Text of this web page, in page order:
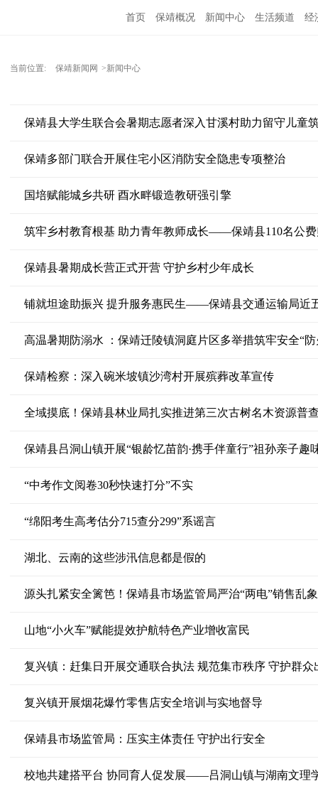
首页 保靖概况 新闻中心 生活频道 经
当前位置: 保靖新闻网 >新闻中心
保靖县大学生联合会暑期志愿者深入甘溪村助力留守儿童
保靖多部门联合开展住宅小区消防安全隐患专项整治
国培赋能城乡共研 酉水畔锻造教研强引擎
筑牢乡村教育根基 助力青年教师成长——保靖县110名公
保靖县暑期成长营正式开营 守护乡村少年成长
铺就坦途助振兴 提升服务惠民生——保靖县交通运输局近
高温暑期防溺水 ：保靖迁陵镇洞庭片区多举措筑牢安全“防
保靖检察：深入碗米坡镇沙湾村开展殡葬改革宣传
全域摸底！保靖县林业局扎实推进第三次古树名木资源普
保靖县吕洞山镇开展“银龄忆苗韵·携手伴童行”祖孙亲子趣
“中考作文阅卷30秒快速打分”不实
“绵阳考生高考估分715查分299”系谣言
湖北、云南的这些涉汛信息都是假的
源头扎紧安全篱笆！保靖县市场监管局严治“两电”销售乱象
山地“小火车”赋能提效护航特色产业增收富民
复兴镇：赶集日开展交通联合执法 规范集市秩序 守护群众
复兴镇开展烟花爆竹零售店安全培训与实地督导
保靖县市场监管局：压实主体责任 守护出行安全
校地共建搭平台 协同育人促发展——吕洞山镇与湖南文理